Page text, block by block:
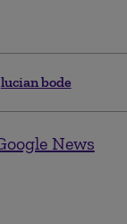
lucian bode
News